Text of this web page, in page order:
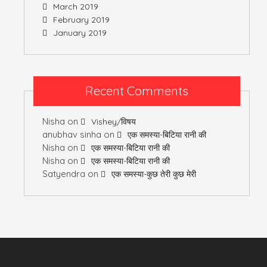
March 2019
February 2019
January 2019
Recent Comments
Nisha on Vishey/विषय
anubhav sinha on एक समस्या-बिटिया रानी की
Nisha on एक समस्या-बिटिया रानी की
Nisha on एक समस्या-बिटिया रानी की
Satyendra on एक समस्या-कुछ तेरी कुछ मेरी